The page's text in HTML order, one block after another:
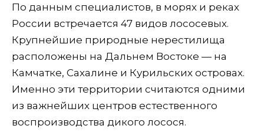
По данным специалистов, в морях и реках
России встречается 47 видов лососевых.
Крупнейшие природные нерестилища
расположены на Дальнем Востоке — на
Камчатке, Сахалине и Курильских островах.
Именно эти территории считаются одними
из важнейших центров естественного
воспроизводства дикого лосося.